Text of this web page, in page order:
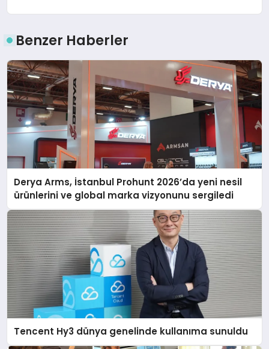
Benzer Haberler
Derya Arms, İstanbul Prohunt 2026’da yeni nesil
ürünlerini ve global marka vizyonunu sergiledi
Tencent Hy3 dünya genelinde kullanıma sunuldu